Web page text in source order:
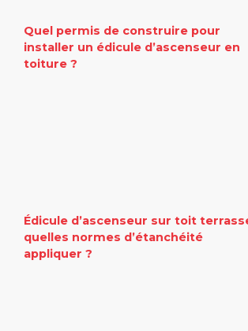
Quel permis de construire pour
installer un édicule d’ascenseur en
toiture ?
Édicule d’ascenseur sur toit
quelles normes d’étanchéité
appliquer ?